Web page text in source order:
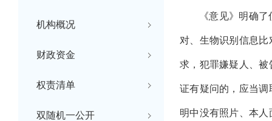
机构概况
财政资金
权责清单
双随机一公开
《意见》明确
对、生物识别信息
求，犯罪嫌疑人、
证有疑问的，应当
明中没有照片、本